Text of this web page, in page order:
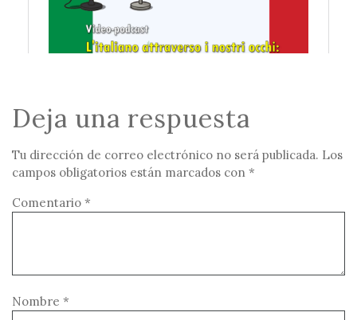
Deja una respuesta
Tu dirección de correo electrónico no será publicada. Los
campos obligatorios están marcados con *
Comentario *
Nombre *